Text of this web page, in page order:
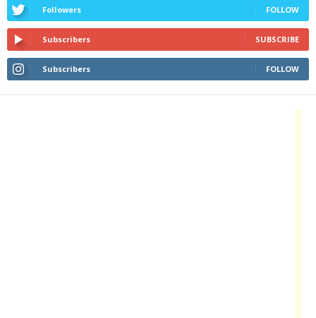
Followers FOLLOW
Subscribers SUBSCRIBE
Subscribers FOLLOW